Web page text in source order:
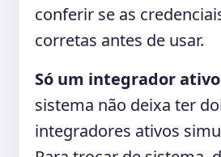
conferir se as
corretas antes de usar.
Só um integrador
sistema não deixa ter
integradores ativos